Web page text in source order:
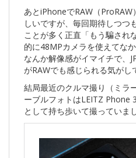
あとiPhoneでRAW（
しいですが、毎回期待しつつ
ことが多く正直「もう騙され
的に48MPカメラを使えてな
なんか解像感がイマイチで、
がRAWでも感じられる気がし
結局最近のクルマ撮り（ミラ
ーブルフォトはLEITZ Phone
として持ち歩いて撮っていまし